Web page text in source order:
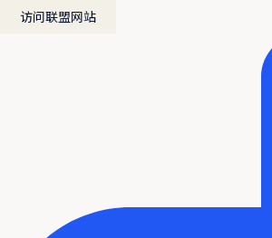
访问联盟网站